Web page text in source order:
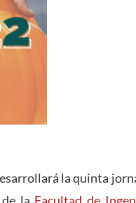
la quinta